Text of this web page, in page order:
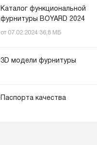
Каталог функциональной
фурнитуры BOYARD 2024
от 07.02.2024 36,8 МБ
3D модели фурнитуры
Паспорта качества